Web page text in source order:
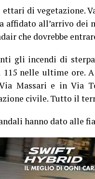
ettari di vegetazione.
affidato all’arrivo dei
che dovrebbe
gli incendi di
115 nelle ultime ore.
Massari e in Via
civile. Tutto il
hanno dato alle